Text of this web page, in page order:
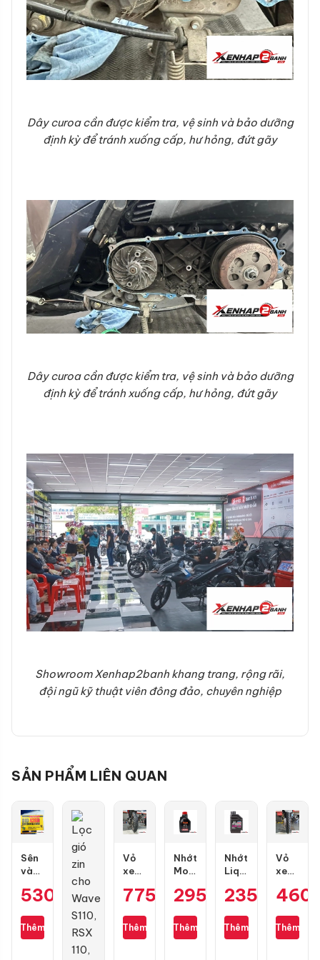
Dây curoa cần được kiểm tra, vệ sinh và bảo dưỡng
định kỳ để tránh xuống cấp, hư hỏng, đứt gãy
Dây curoa cần được kiểm tra, vệ sinh và bảo dưỡng
định kỳ để tránh xuống cấp, hư hỏng, đứt gãy
Showroom Xenhap2banh khang trang, rộng rãi,
đội ngũ kỹ thuật viên đông đảo, chuyên nghiệp
SẢN PHẨM LIÊN QUAN
Sên
vàng
9 ly
(chính
hãng)
530.000
Thêm
Vỏ
xe
TT902
100/70-
17
775.000₫
Thêm
Nhớt
Motul
10W50
1L
295.000₫
Thêm
Nhớt
Liqui
10W40
0.8L
235.000₫
Thêm
Vỏ
xe
80/90-
gai
kim
Thêm